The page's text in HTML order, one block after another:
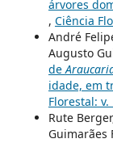
árvores
, Ciência
André
Augusto
de
idade, em
Florestal: v.
Rute
Guimarães